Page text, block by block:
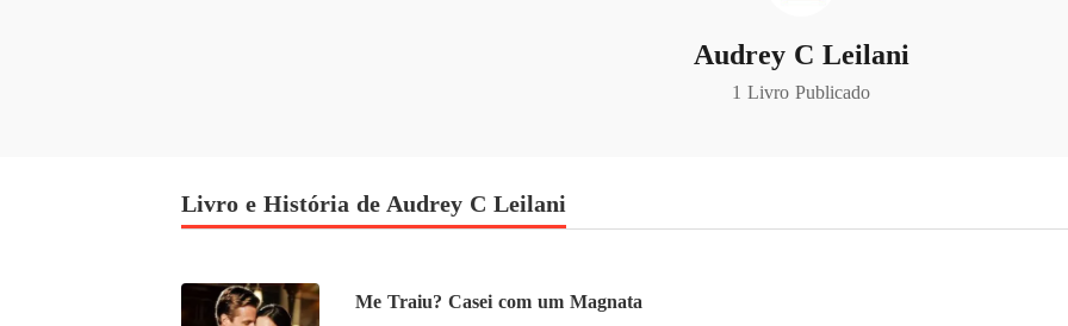
Audrey C Leilani
1 Livro Publicado
Livro e História de Audrey C Leilani
Me Traiu? Casei com um Magnata